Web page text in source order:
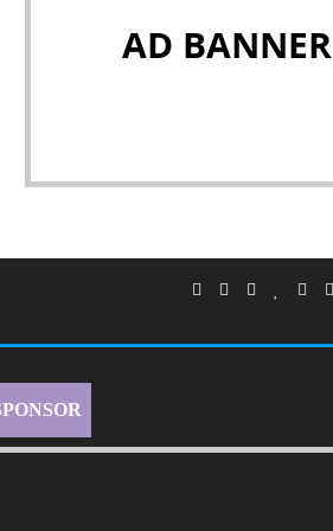
AD BANNER